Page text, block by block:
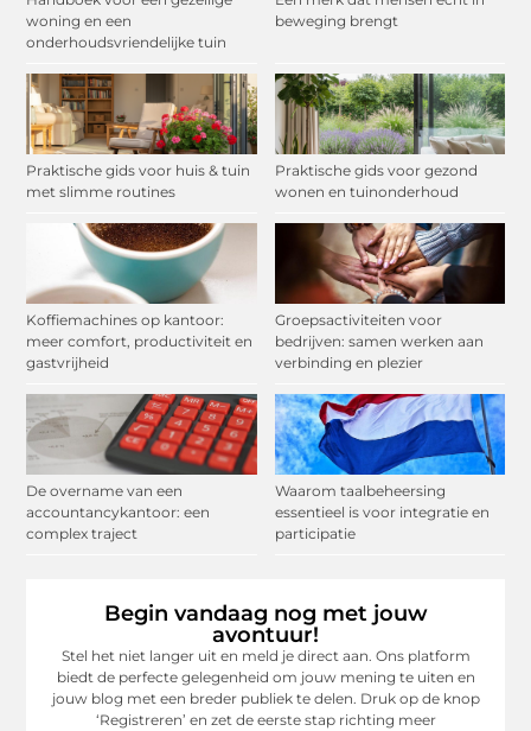
woning en een
onderhoudsvriendelijke tuin
beweging brengt
Praktische gids voor huis & tuin
met slimme routines
Praktische gids voor gezond
wonen en tuinonderhoud
Koffiemachines op kantoor:
meer comfort, productiviteit en
gastvrijheid
Groepsactiviteiten voor
bedrijven: samen werken aan
verbinding en plezier
De overname van een
accountancykantoor: een
complex traject
Waarom taalbeheersing
essentieel is voor integratie en
participatie
Begin vandaag nog met jouw
avontuur!
Stel het niet langer uit en meld je direct aan. Ons platform
biedt de perfecte gelegenheid om jouw mening te uiten en
jouw blog met een breder publiek te delen. Druk op de knop
‘Registreren’ en zet de eerste stap richting meer